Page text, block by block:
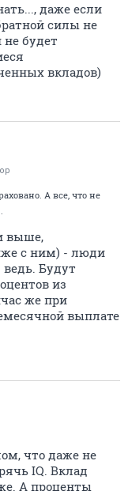
даже если
силы не
будет
вкладов)
А все, что не
выше,
с ним) - люди
Будут
из
же при
выплате
что даже не
IQ. Вклад
А проценты